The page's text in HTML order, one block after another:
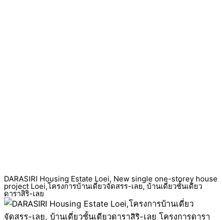
DARASIRI Housing Estate Loei, New single one-storey house
project Loei,โครงการบ้านเดี่ยวจัดสรร-เลย, บ้านเดี่ยวชั้นเดียว
ดาราสิริ-เลย